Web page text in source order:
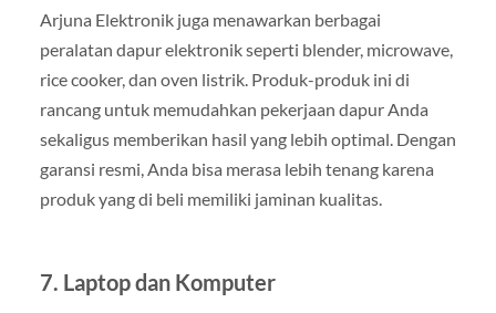
Arjuna Elektronik juga menawarkan berbagai
peralatan dapur elektronik seperti blender, microwave,
rice cooker, dan oven listrik. Produk-produk ini di
rancang untuk memudahkan pekerjaan dapur Anda
sekaligus memberikan hasil yang lebih optimal. Dengan
garansi resmi, Anda bisa merasa lebih tenang karena
produk yang di beli memiliki jaminan kualitas.
7. Laptop dan Komputer